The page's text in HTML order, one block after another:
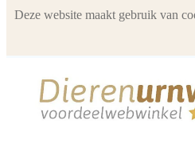
Deze website maakt gebruik van